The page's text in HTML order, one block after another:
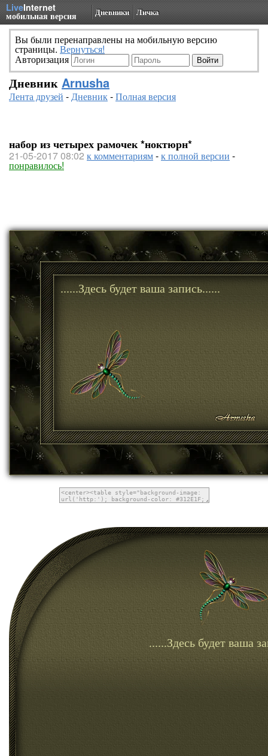
LiveInternet
мобильная версия Дневники Личка
Вы были перенаправлены на мобильную версию
страницы. Вернуться!
Авторизация
Дневник Arnusha
Лента друзей -Дневник-Полная версия
набор из четырех рамочек *ноктюрн*
21-05-2017 08:02 к комментариям-к полной версии -
понравилось!
......Здесь будет ваша запись......
......Здесь будет ваша